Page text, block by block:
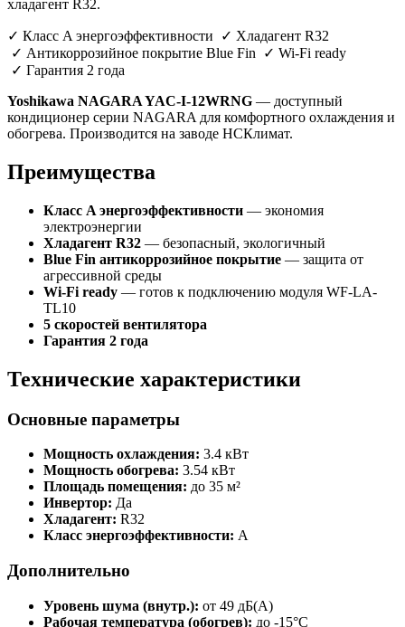
хладагент R32.
✓ Класс A энергоэффективности ✓ Хладагент R32
✓ Антикоррозийное покрытие Blue Fin ✓ Wi-Fi ready
✓ Гарантия 2 года
Yoshikawa NAGARA YAC-I-12WRNG — доступный
кондиционер серии NAGARA для комфортного охлаждения и
обогрева. Производится на заводе НСКлимат.
Преимущества
Класс A энергоэффективности — экономия
электроэнергии
Хладагент R32 — безопасный, экологичный
Blue Fin антикоррозийное покрытие — защита от
агрессивной среды
Wi-Fi ready — готов к подключению модуля WF-LA-
TL10
5 скоростей вентилятора
Гарантия 2 года
Технические характеристики
Основные параметры
Мощность охлаждения: 3.4 кВт
Мощность обогрева: 3.54 кВт
Площадь помещения: до 35 м²
Инвертор: Да
Хладагент: R32
Класс энергоэффективности: A
Дополнительно
Уровень шума (внутр.): от 49 дБ(А)
Рабочая температура (обогрев): до -15°C